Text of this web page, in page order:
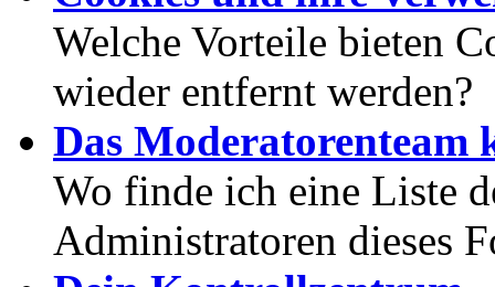
Welche Vorteile bieten
wieder entfernt werden?
Das Moderatorenteam
Wo finde ich eine Liste
Administratoren dieses